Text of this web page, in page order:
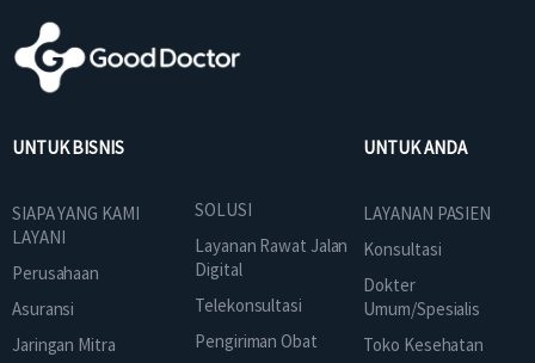
UNTUK BISNIS
SIAPA YANG KAMI
LAYANI
Perusahaan
Asuransi
Jaringan Mitra
SOLUSI
Layanan Rawat Jalan
Digital
Telekonsultasi
Pengiriman Obat
UNTUK ANDA
LAYANAN PASIEN
Konsultasi
Dokter
Umum/Spesialis
Toko Kesehatan